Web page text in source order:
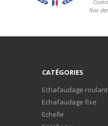
CATÉGORIES
Echafaudage roulant
Echafaudage fixe
Echelle